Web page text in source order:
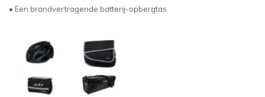
• Een brandvertragende batterij-opbergtas